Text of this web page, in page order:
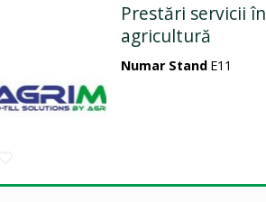
Prestări servicii în
agricultură
Numar Stand E11